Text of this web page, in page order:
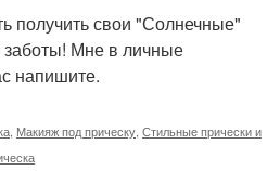
получить свои "Солнечные"
Мне в личные
напишите.
Макияж под прическу Стильные прически и